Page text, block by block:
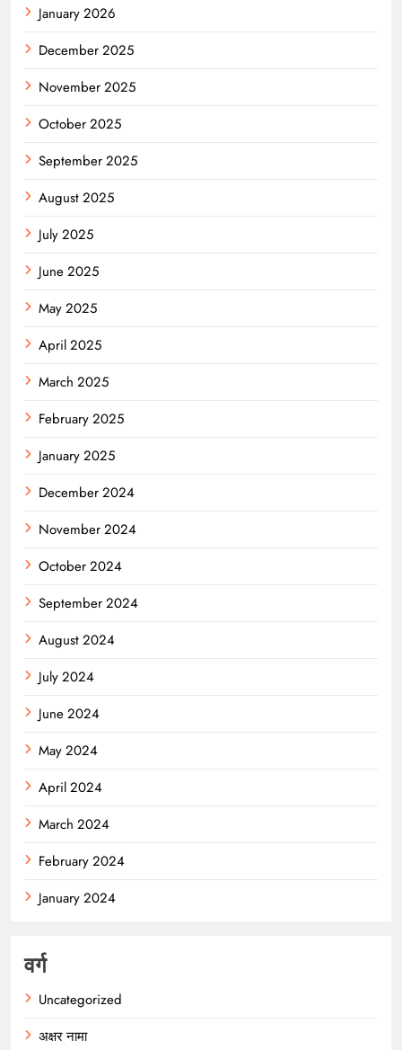
January 2026
December 2025
November 2025
October 2025
September 2025
August 2025
July 2025
June 2025
May 2025
April 2025
March 2025
February 2025
January 2025
December 2024
November 2024
October 2024
September 2024
August 2024
July 2024
June 2024
May 2024
April 2024
March 2024
February 2024
January 2024
वर्ग
Uncategorized
अक्षर नामा